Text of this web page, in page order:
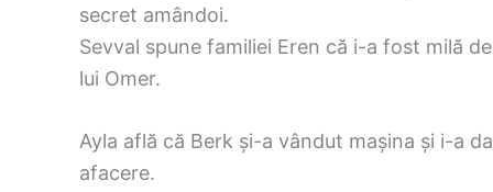
secret amândoi.
Sevval spune familiei Eren că i-a fost milă
lui Omer.
Ayla află că Berk și-a vândut mașina și i-a
afacere.